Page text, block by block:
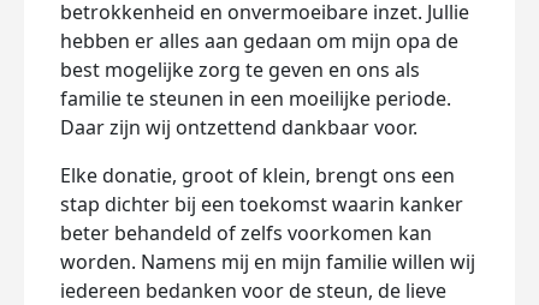
betrokkenheid en onvermoeibare inzet. Jullie
hebben er alles aan gedaan om mijn opa de
best mogelijke zorg te geven en ons als
familie te steunen in een moeilijke periode.
Daar zijn wij ontzettend dankbaar voor.
Elke donatie, groot of klein, brengt ons een
stap dichter bij een toekomst waarin kanker
beter behandeld of zelfs voorkomen kan
worden. Namens mij en mijn familie willen wij
iedereen bedanken voor de steun, de lieve